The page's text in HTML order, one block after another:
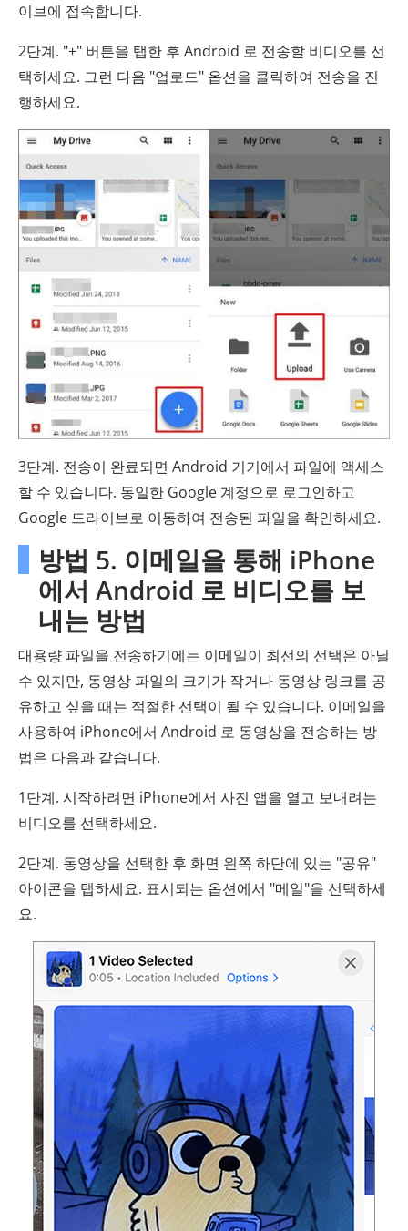
이브에 접속합니다.
2단계. "+" 버튼을 탭한 후 Android 로 전송할 비디오를 선
택하세요. 그런 다음 "업로드" 옵션을 클릭하여 전송을 진
행하세요.
3단계. 전송이 완료되면 Android 기기에서 파일에 액세스
할 수 있습니다. 동일한 Google 계정으로 로그인하고
Google 드라이브로 이동하여 전송된 파일을 확인하세요.
방법 5. 이메일을 통해 iPhone
에서 Android 로 비디오를 보
내는 방법
대용량 파일을 전송하기에는 이메일이 최선의 선택은 아닐
수 있지만, 동영상 파일의 크기가 작거나 동영상 링크를 공
유하고 싶을 때는 적절한 선택이 될 수 있습니다. 이메일을
사용하여 iPhone에서 Android 로 동영상을 전송하는 방
법은 다음과 같습니다.
1단계. 시작하려면 iPhone에서 사진 앱을 열고 보내려는
비디오를 선택하세요.
2단계. 동영상을 선택한 후 화면 왼쪽 하단에 있는 "공유"
아이콘을 탭하세요. 표시되는 옵션에서 "메일"을 선택하세
요.